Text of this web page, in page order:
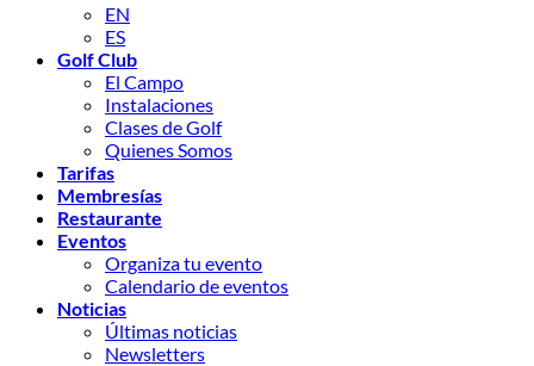
EN
ES
Golf Club
El Campo
Instalaciones
Clases de Golf
Quienes Somos
Tarifas
Membresías
Restaurante
Eventos
Organiza tu evento
Calendario de eventos
Noticias
Últimas noticias
Newsletters